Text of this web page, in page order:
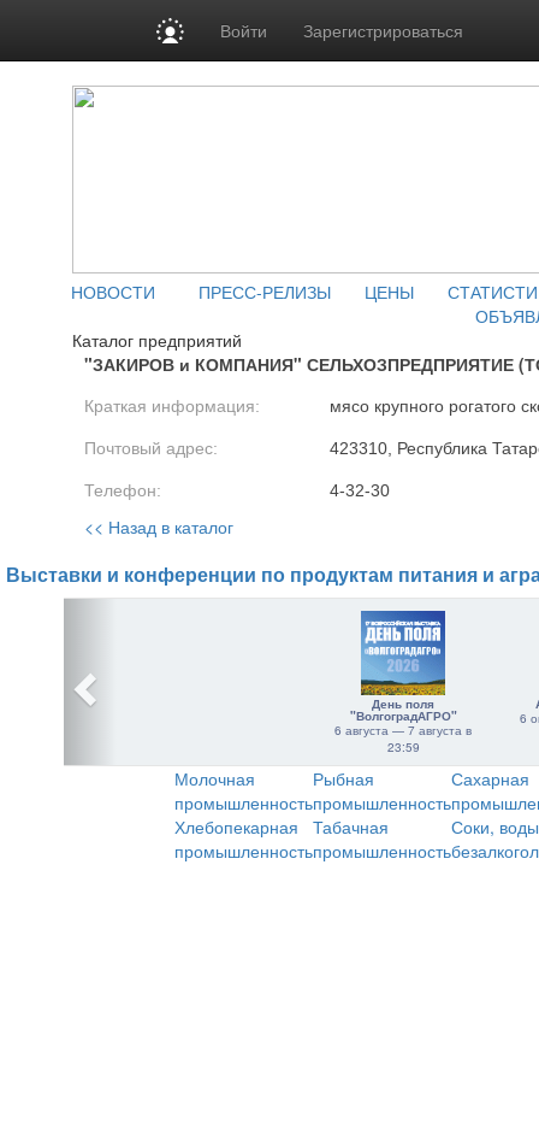
Войти Зарегистрироваться
НОВОСТИ ПРЕСС-РЕЛИЗЫ ЦЕНЫ
Каталог предприятий
"ЗАКИРОВ и КОМПАНИЯ" СЕЛЬХОЗПРЕДПРИЯТИЕ
Краткая информация: мясо крупного рогатого
Почтовый адрес: 423310, Республика
Телефон: 4-32-30
<< Назад в каталог
Выставки и конференции по продуктам питания и
День поля
"ВолгоградАГРО"
6 августа — 7 августа в
23:59
6
Молочная
промышленность
Рыбная
промышленность
Сахарная
Хлебопекарная
промышленность
Табачная
промышленность
Соки,